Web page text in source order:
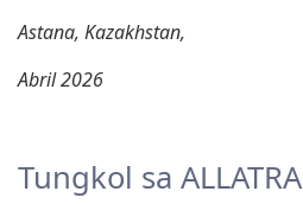
Astana, Kazakhstan,
Abril 2026
Tungkol sa ALLATRA